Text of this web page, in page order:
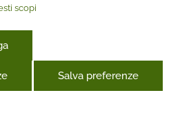
scopi
Salva preferenze